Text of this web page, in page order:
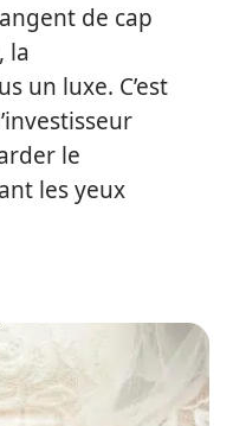
de cap
la
un luxe. C’est
le
les yeux